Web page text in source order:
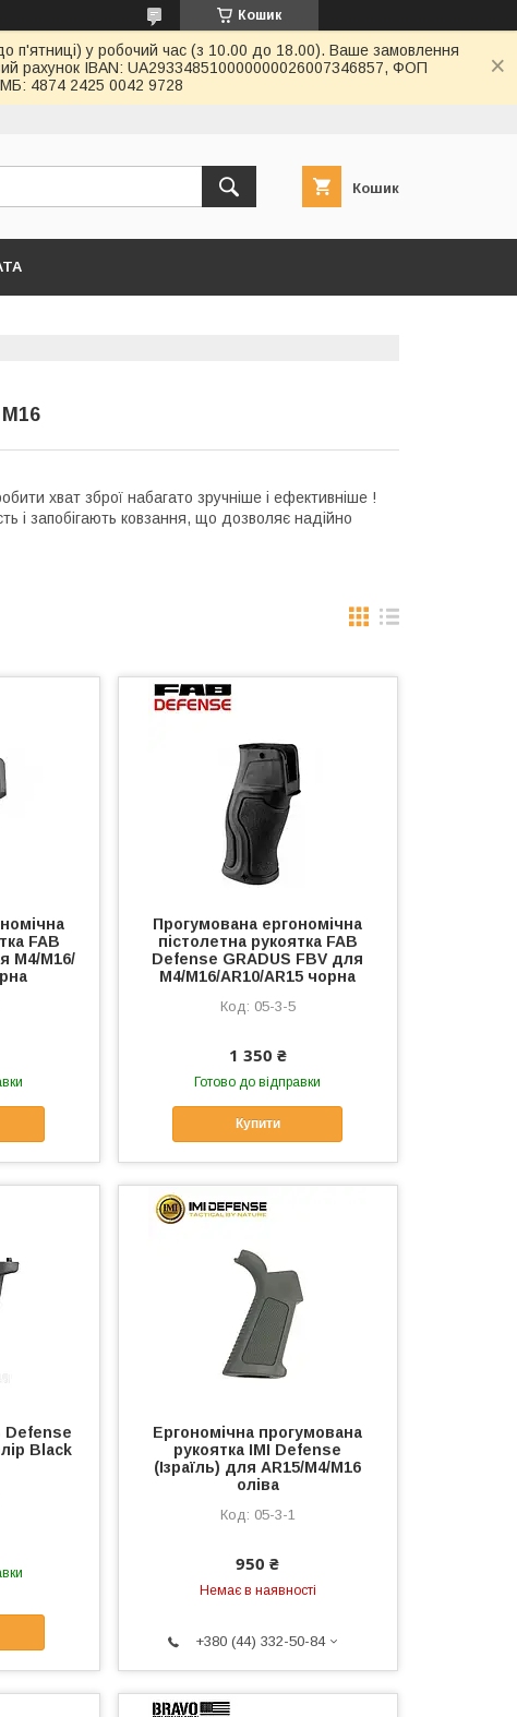
Кошик
п'ятниці) у робочий час (з 10.00 до 18.00). Ваше замовлення
рахунок IBAN: UA293348510000000026007346857, ФОП
4874 2425 0042 9728
Кошик
М16
хват зброї набагато зручніше і ефективніше !
і запобігають ковзання, що дозволяє надійно
FAB
M4/M16/
Прогумована ергономічна
пістолетна рукоятка FAB
Defense GRADUS FBV для
M4/M16/AR10/AR15 чорна
05-3-5
1 350 ₴
Готово до відправки
Купити
Defense
Black
Ергономічна прогумована
рукоятка IMI Defense
(Ізраїль) для AR15/М4/М16
оліва
05-3-1
950 ₴
Немає в наявності
+380 (44) 332-50-84